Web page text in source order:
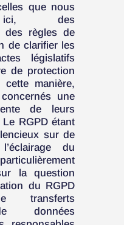
que nous
ici, des
des règles de
de clarifier les
législatifs
de protection
manière,
une
de leurs
RGPD étant
sur de
du
la question
du RGPD
transferts
données